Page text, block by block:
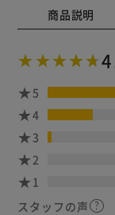
商品説明
5
4
3
2
1
スタッフの声